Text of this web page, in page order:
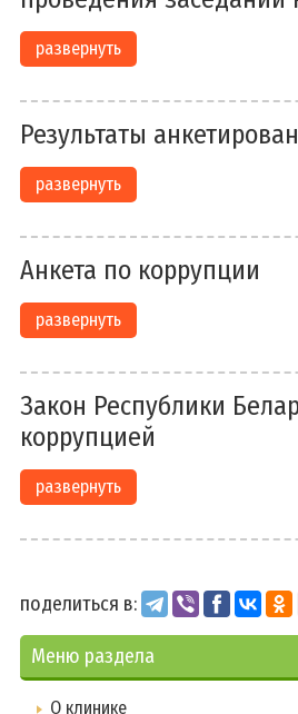
развернуть
Результаты
развернуть
Анкета по коррупции
развернуть
Закон Республики
коррупцией
развернуть
поделиться в:
Меню раздела
О клинике